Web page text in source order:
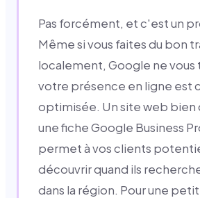
Pas forcément, et c'est un
Même si vous faites du bon
localement, Google ne vous
votre présence en ligne est
optimisée. Un site web bien
une fiche Google Business
permet à vos clients
découvrir quand ils
dans la région. Pour une